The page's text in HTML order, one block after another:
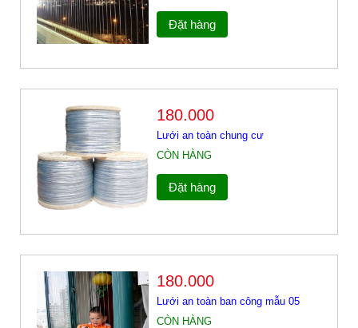
Đặt hàng
180.000
Lưới an toàn chung cư
CÒN HÀNG
Đặt hàng
180.000
Lưới an toàn ban công mẫu 05
CÒN HÀNG